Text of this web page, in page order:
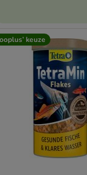
keuze